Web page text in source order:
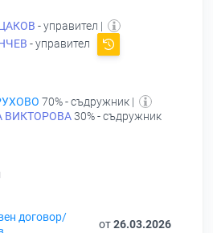
- управител |
- управител
70% - съдружник |
ВИКТОРОВА30% - съдружник
договор/
от26.03.2026